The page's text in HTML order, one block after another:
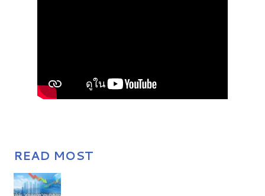
READ MOST